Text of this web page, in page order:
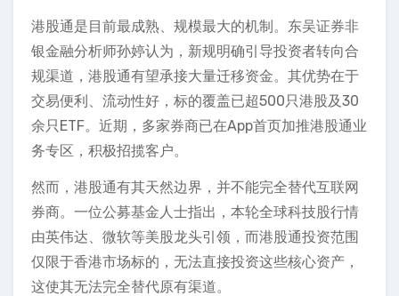
港股通是目前最成熟、规模最大的机制。东吴证券非
银金融分析师孙婷认为，新规明确引导投资者转向合
规渠道，港股通有望承接大量迁移资金。其优势在于
交易便利、流动性好，标的覆盖已超500只港股及30
余只ETF。近期，多家券商已在App首页加推港股通业
务专区，积极招揽客户。
然而，港股通有其天然边界，并不能完全替代互联网
券商。一位公募基金人士指出，本轮全球科技股行情
由英伟达、微软等美股龙头引领，而港股通投资范围
仅限于香港市场标的，无法直接投资这些核心资产，
这使其无法完全替代原有渠道。